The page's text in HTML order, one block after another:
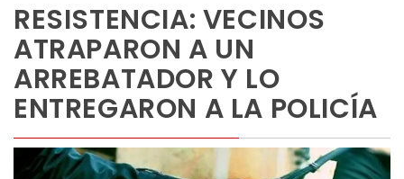
RESISTENCIA: VECINOS
ATRAPARON A UN
ARREBATADOR Y LO
ENTREGARON A LA POLICÍA